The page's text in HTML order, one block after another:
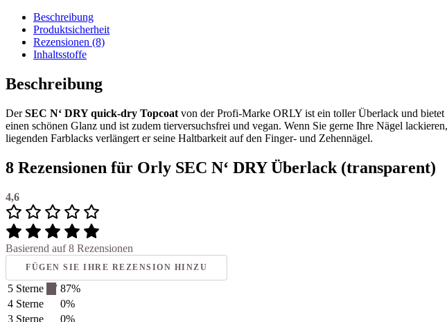
(transparent)
Menge
Beschreibung
Produktsicherheit
Rezensionen (8)
Inhaltsstoffe
Beschreibung
DerSEC N‘ DRY quick-dry Topcoat von der Profi-Marke ORLY ist ein toller Überlack und
einen schönen Glanz und ist zudem tierversuchsfrei und vegan. Wenn Sie gerne Ihre Nägel
liegenden Farblacks verlängert er seine Haltbarkeit auf den Finger- und Zehennägel.
8 Rezensionen für Orly SEC N‘ DRY Überlack (transparent)
4,6
Basierend auf 8 Rezensionen
FÜGEN SIE IHRE REZENSION HINZU
5 Sterne 87 87%
4 Sterne
0%
3 Sterne
0%